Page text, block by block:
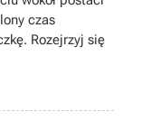
czas
Rozejrzyj się